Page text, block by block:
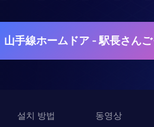
山手線ホームドア - 駅長さん
설치 방법 동영상